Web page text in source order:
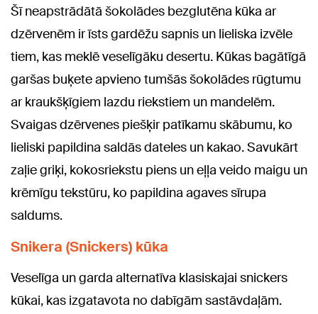
Šī neapstrādātā šokolādes bezglutēna kūka ar
dzērvenēm ir īsts gardēžu sapnis un lieliska izvēle
tiem, kas meklē veselīgāku desertu. Kūkas bagātīgā
garšas buķete apvieno tumšās šokolādes rūgtumu
ar kraukšķīgiem lazdu riekstiem un mandelēm.
Svaigas dzērvenes piešķir patīkamu skābumu, ko
lieliski papildina saldās dateles un kakao. Savukārt
zaļie griķi, kokosriekstu piens un eļļa veido maigu un
krēmīgu tekstūru, ko papildina agaves sīrupa
saldums.
Snikera (Snickers) kūka
Veselīga un garda alternatīva klasiskajai snickers
kūkai, kas izgatavota no dabīgām sastāvdaļām.